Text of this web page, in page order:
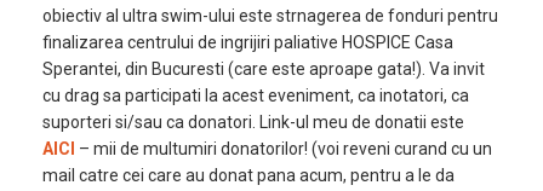
obiectiv al ultra swim-ului este strnagerea de fonduri pentru
finalizarea centrului de ingrijiri paliative HOSPICE Casa
Sperantei, din Bucuresti (care este aproape gata!). Va invit
cu drag sa participati la acest eveniment, ca inotatori, ca
suporteri si/sau ca donatori. Link-ul meu de donatii este
AICI – mii de multumiri donatorilor! (voi reveni curand cu un
mail catre cei care au donat pana acum, pentru a le da